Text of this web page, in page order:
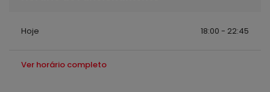
Hoje 18:00 - 22:45
Ver horário completo